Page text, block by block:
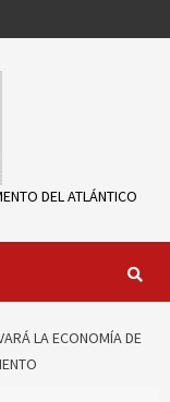
DEL ATLÁNTICO
LA ECONOMÍA DE